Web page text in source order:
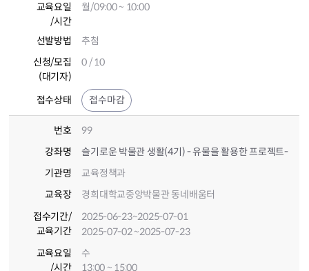
교육요일
/시간
월/09:00 ~ 10:00
선발방법
추첨
신청/모집
(대기자)
0 / 10
접수상태 접수마감
번호
99
강좌명
슬기로운 박물관 생활(4기) - 유물을 활용한 프로젝트-
기관명
교육정책과
교육장
경희대학교중앙박물관 동네배움터
접수기간/
교육기간
2025-06-23~2025-07-01
2025-07-02~2025-07-23
교육요일
/시간
수
13:00 ~ 15:00